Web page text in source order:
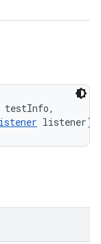
testInfo,
listener)